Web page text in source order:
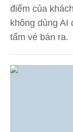
điểm của
không dùng
tấm vé bán ra.